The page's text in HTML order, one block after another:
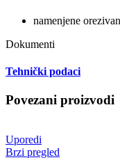
namenjene
Dokumenti
Tehnički podaci
Povezani proizvodi
Uporedi
Brzi pregled